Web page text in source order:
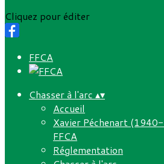
Cliquez pour éditer
FFCA
Chasser à l'arc ▴▾
Accueil
Xavier Péchenart
FFCA
Réglementation